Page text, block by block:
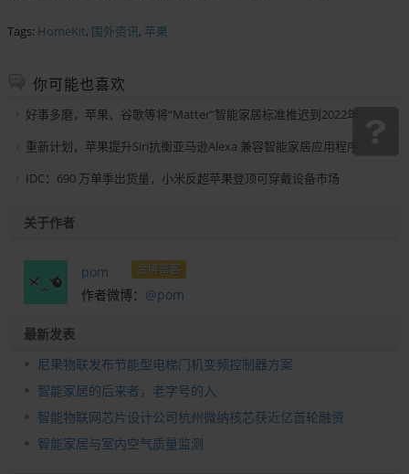
Tags: HomeKit, 国外资讯, 苹果
你可能也喜欢
好事多磨，苹果、谷歌等将“Matter”智能家居标准推迟到2022年
重新计划，苹果提升Siri抗衡亚马逊Alexa 兼容智能家居应用程序
IDC：690 万单季出货量，小米反超苹果登顶可穿戴设备市场
关于作者
pom 金牌笛客
作者微博： @pom
最新发表
尼果物联发布节能型电梯门机变频控制器方案
智能家居的后来者，老字号的入
智能物联网芯片设计公司杭州微纳核芯获近亿首轮融资
智能家居与室内空气质量监测